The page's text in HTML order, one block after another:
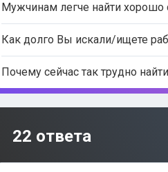
Мужчинам легче найти
Как долго Вы искали/ищете
Почему сейчас так трудно
22 ответа